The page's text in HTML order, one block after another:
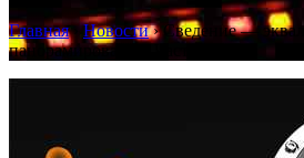
Главная › Новости › Сведение —
панорамирование. Часть 1.